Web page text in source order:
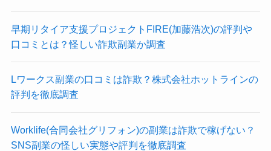
早期リタイア支援プロジェクトFIRE(加藤浩次)の評判や
口コミとは？怪しい詐欺副業か調査
Lワークス副業の口コミは詐欺？株式会社ホットラインの
評判を徹底調査
Worklife(合同会社グリフォン)の副業は詐欺で稼げない？
SNS副業の怪しい実態や評判を徹底調査